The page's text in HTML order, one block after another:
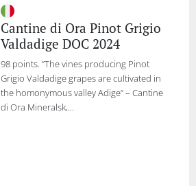
Cantine di Ora Pinot Grigio
Valdadige DOC 2024
98 points. ”The vines producing Pinot
Grigio Valdadige grapes are cultivated in
the homonymous valley Adige” – Cantine
di Ora Mineralsk,...